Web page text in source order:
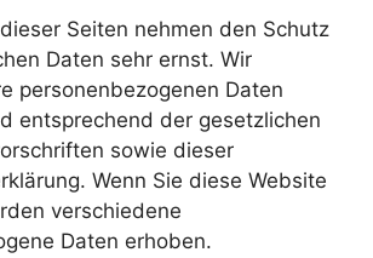
Seiten nehmen den Schutz
Daten sehr ernst. Wir
personenbezogenen Daten
entsprechend der gesetzlichen
sowie dieser
Wenn Sie diese Website
verschiedene
Daten erhoben.